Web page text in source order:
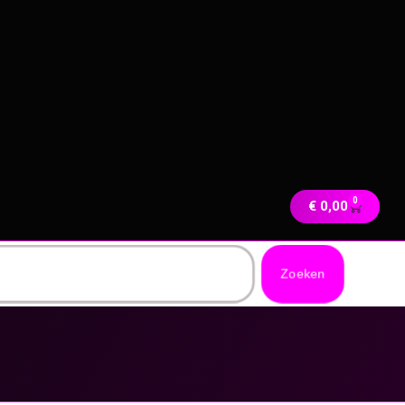
€ 0,00 0
Zoeken